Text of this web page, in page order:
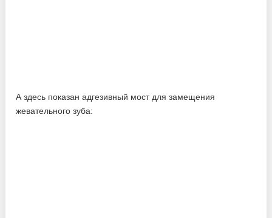
А здесь показан адгезивный мост для замещения
жевательного зуба: